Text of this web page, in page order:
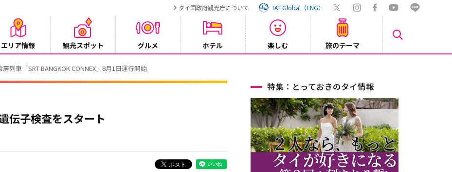
タイ国政府観光庁について TAT Global（ENG）
エリア情報 観光スポット グルメ ホテル 楽しむ 旅のテーマ
2026/07/30 【旅ログ】タイで見つけた、空よりも自由な僕ら～Huwei・Hiroya・Jobuのタイ旅～
伝子検査をスタート
特集：とっておきのタイ情報